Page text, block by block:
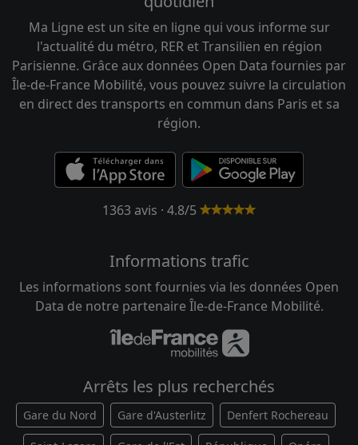
Ma Ligne est un site en ligne qui vous informe sur
l'actualité du métro, RER et Transilien en région
Parisienne. Grâce aux données Open Data fournies par
Île-de-France Mobilité, vous pouvez suivre la circulation
en direct des transports en commun dans Paris et sa
région.
1363 avis · 4.8/5
Informations trafic
Les informations sont fournies via les données Open
Data de notre partenaire Île-de-France Mobilité.
Arrêts les plus recherchés
Gare du Nord Gare d'Austerlitz Denfert Rochereau